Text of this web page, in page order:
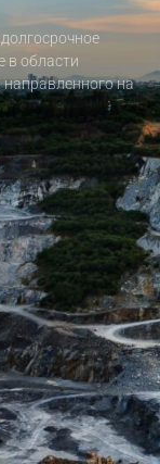
в области
направленного на